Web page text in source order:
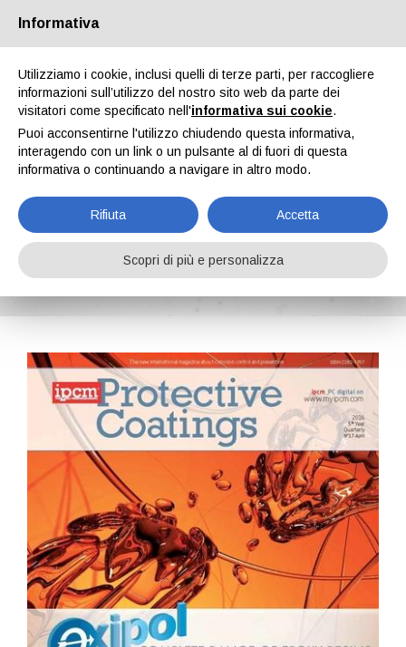
Chi siamo Partners Contatti Area riservata
Protective Coatings n. 17, Vol. V, Aprile 2016
Home Riviste Protective Coatings Protective Coatings n. 17, Vol. V, Aprile 2016
Informativa
Utilizziamo i cookie, inclusi quelli di terze parti, per raccogliere
informazioni sull’utilizzo del nostro sito web da parte dei
visitatori come specificato nell'informativa sui cookie.
Puoi acconsentirne l'utilizzo chiudendo questa informativa,
interagendo con un link o un pulsante al di fuori di questa
informativa o continuando a navigare in altro modo.
Rifiuta Accetta
Scopri di più e personalizza